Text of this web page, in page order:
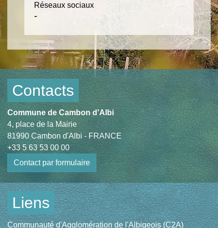
Réseaux sociaux
-
Contacts
Commune de Cambon d'Albi
4, place de la Mairie
81990 Cambon d'Albi - FRANCE
+33 5 63 53 00 00
Contact par formulaire
Liens
Communauté d'Agglomération de l'Albigeois (C2A)